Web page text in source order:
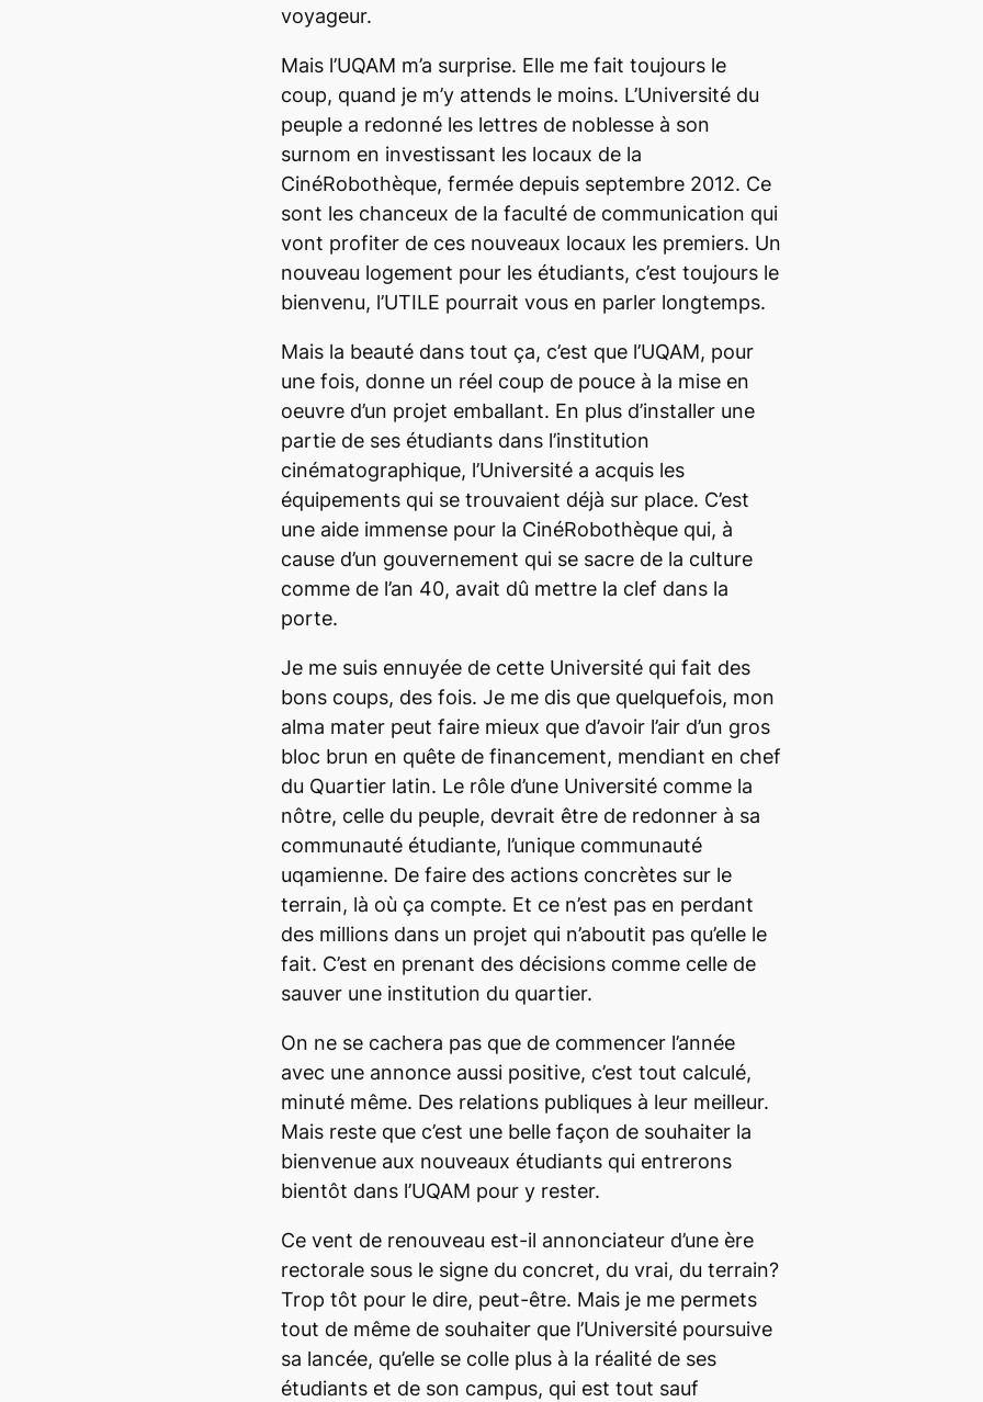
voyageur.
Mais l’UQAM m’a surprise. Elle me fait toujours le
coup, quand je m’y attends le moins. L’Université du
peuple a redonné les lettres de noblesse à son
surnom en investissant les locaux de la
CinéRobothèque, fermée depuis septembre 2012. Ce
sont les chanceux de la faculté de communication qui
vont profiter de ces nouveaux locaux les premiers. Un
nouveau logement pour les étudiants, c’est toujours le
bienvenu, l’UTILE pourrait vous en parler longtemps.
Mais la beauté dans tout ça, c’est que l’UQAM, pour
une fois, donne un réel coup de pouce à la mise en
oeuvre d’un projet emballant. En plus d’installer une
partie de ses étudiants dans l’institution
cinématographique, l’Université a acquis les
équipements qui se trouvaient déjà sur place. C’est
une aide immense pour la CinéRobothèque qui, à
cause d’un gouvernement qui se sacre de la culture
comme de l’an 40, avait dû mettre la clef dans la
porte.
Je me suis ennuyée de cette Université qui fait des
bons coups, des fois. Je me dis que quelquefois, mon
alma mater peut faire mieux que d’avoir l’air d’un gros
bloc brun en quête de financement, mendiant en chef
du Quartier latin. Le rôle d’une Université comme la
nôtre, celle du peuple, devrait être de redonner à sa
communauté étudiante, l’unique communauté
uqamienne. De faire des actions concrètes sur le
terrain, là où ça compte. Et ce n’est pas en perdant
des millions dans un projet qui n’aboutit pas qu’elle le
fait. C’est en prenant des décisions comme celle de
sauver une institution du quartier.
On ne se cachera pas que de commencer l’année
avec une annonce aussi positive, c’est tout calculé,
minuté même. Des relations publiques à leur meilleur.
Mais reste que c’est une belle façon de souhaiter la
bienvenue aux nouveaux étudiants qui entrerons
bientôt dans l’UQAM pour y rester.
Ce vent de renouveau est-il annonciateur d’une ère
rectorale sous le signe du concret, du vrai, du terrain?
Trop tôt pour le dire, peut-être. Mais je me permets
tout de même de souhaiter que l’Université poursuive
sa lancée, qu’elle se colle plus à la réalité de ses
étudiants et de son campus, qui est tout sauf